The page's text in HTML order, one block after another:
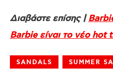
Διαβάστε επίσης |
Barbie είναι το νέο hot
SANDALS SUMMER